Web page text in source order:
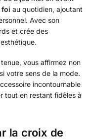
foi au quotidien, ajoutant
Avec son
et crée des
vous affirmez non
votre sens de la mode.
incontournable
tout en restant fidèles à
la croix de